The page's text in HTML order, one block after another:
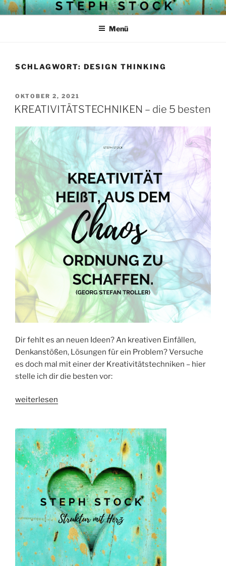
Zum
InhaltSTEPH STOCKS BLOG
Struktur mit Herz
Menü
SCHLAGWORT: DESIGN THINKING
VERÖFFENTLICHT
AM
OKTOBER 2, 2021
KREATIVITÄTSTECHNIKEN – die 5 besten
Dir fehlt es an neuen Ideen? An kreativen Einfällen,
Denkanstößen, Lösungen für ein Problem? Versuche
es doch mal mit einer der Kreativitätstechniken – hier
stelle ich dir die besten vor:
„KREATIVITÄTSTECHNIKEN
5
besten“
weiterlesen